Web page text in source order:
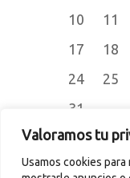
Valoramos tu
Usamos cookies
10
11
17
18
24
25
31
« Jul